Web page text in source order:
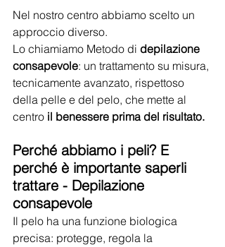
Nel nostro centro abbiamo scelto un
approccio diverso.
Lo chiamiamo Metodo di depilazione
consapevole: un trattamento su misura,
tecnicamente avanzato, rispettoso
della pelle e del pelo, che mette al
centro il benessere prima del risultato.
Perché abbiamo i peli? E
perché è importante saperli
trattare - Depilazione
consapevole
Il pelo ha una funzione biologica
precisa: protegge, regola la